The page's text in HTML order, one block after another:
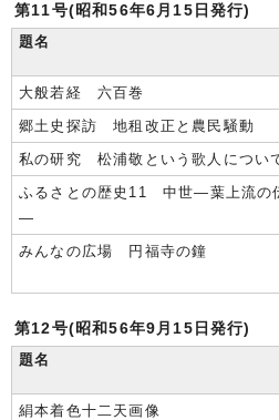
第11号(昭和56年6月15日発行)
題名
大般若経 六百巻
郷土史探訪 地租改正と農民騒動
私の研究 松浦敬という歌人につい
ふるさとの歴史11 中世―葉上流の
―
みんなの広場 円福寺の鐘
第12号(昭和56年9月15日発行)
題名
絹本着色十二天画像